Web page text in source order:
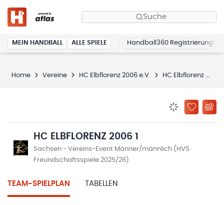
Suche
MEIN HANDBALL ALLE SPIELE Handball360 Registrierung
Home Vereine HC Elbflorenz 2006 e.V. HC Elbflorenz 2006 1
ZU
HC ELBFLORENZ 2006 1
Sachsen - Vereins-Event Männer/männlich (HVS
Freundschaftsspiele 2025/26)
TEAM-SPIELPLAN TABELLEN